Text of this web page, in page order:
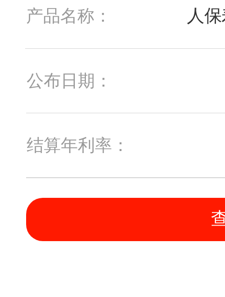
产品名称： 人
公布日期：
结算年利率：